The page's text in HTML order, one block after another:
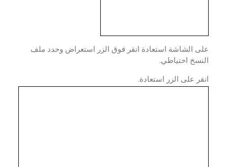
الشاشة استعادة انقر فوق الزر استعراض وحدد ملف
احتياطي.
على الزر استعادة.